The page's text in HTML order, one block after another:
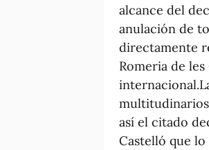
alcance del
anulación de
directamente
Romeria de
multitudinarios
así el citado
Castelló que